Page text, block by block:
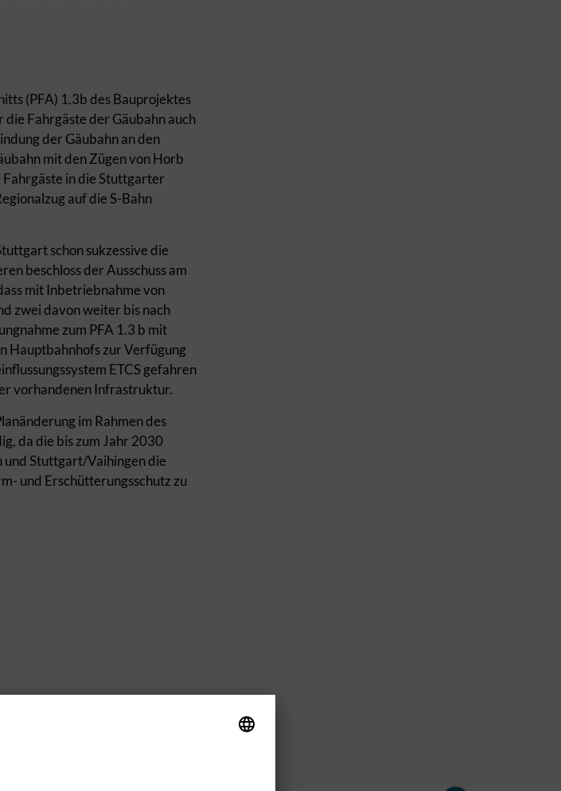
(PFA) 1.3b des Bauprojektes
Fahrgäste der Gäubahn auch
der Gäubahn an den
mit den Zügen von Horb
in die Stuttgarter
auf die S-Bahn
schon sukzessive die
beschloss der Ausschuss am
mit Inbetriebnahme von
zwei davon weiter bis nach
zum PFA 1.3 b mit
Hauptbahnhofs zur Verfügung
ETCS gefahren
vorhandenen Infrastruktur.
im Rahmen des
da die bis zum Jahr 2030
und Stuttgart/Vaihingen die
und Erschütterungsschutz zu